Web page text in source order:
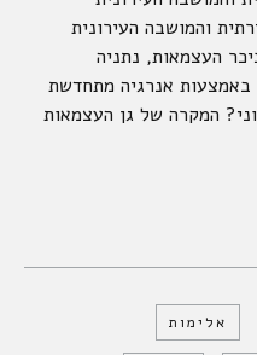
והמושבה העירונית
העצמאות, נתניה
באמצעות אנרגיה מתחדשת
המקרה של גן העצמאות
אלימות